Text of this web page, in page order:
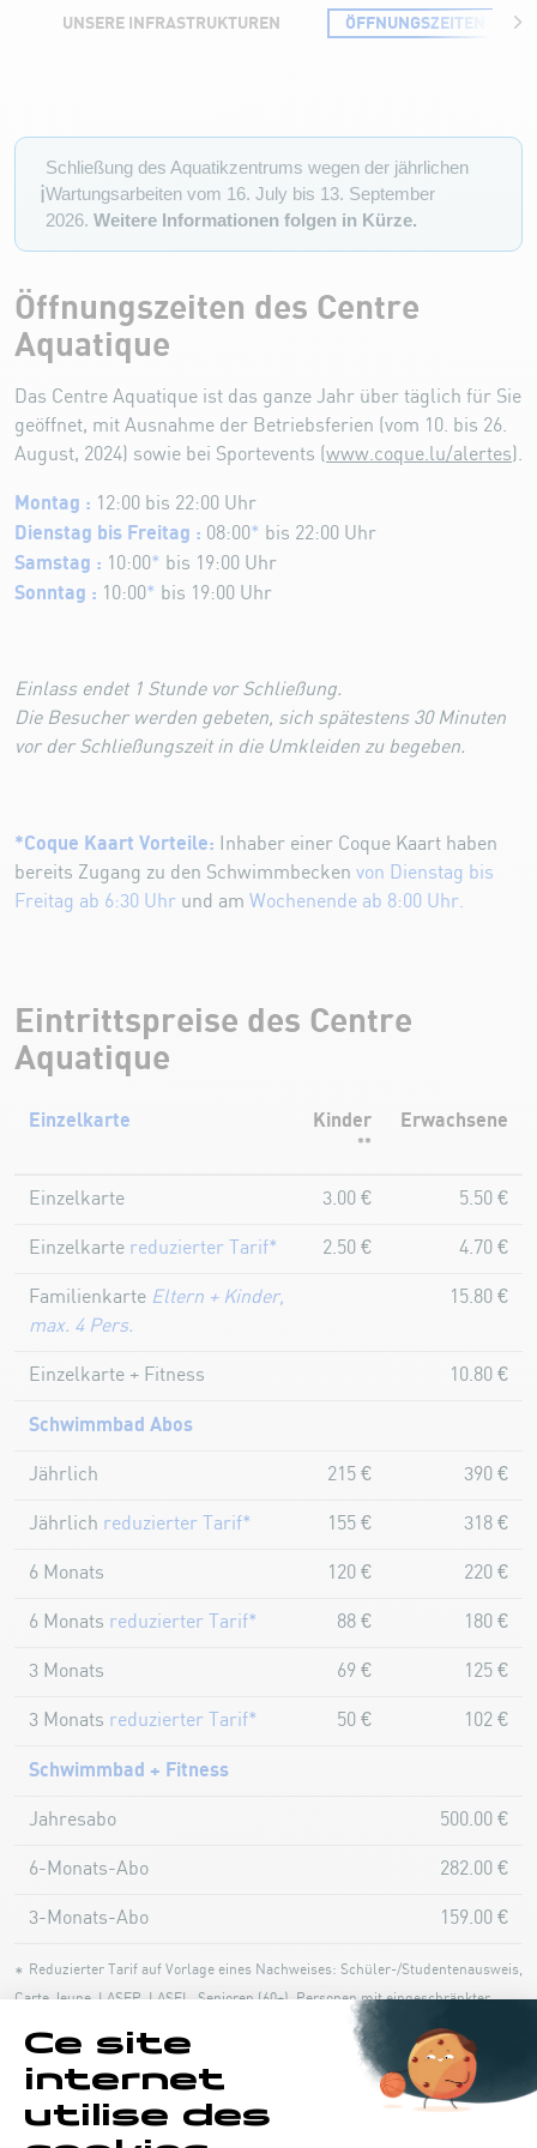
UNSERE INFRASTRUKTUREN ÖFFNUNGSZEITEN UND
ℹ️
Schließung des Aquatikzentrums wegen der jährlichen
Wartungsarbeiten vom 16. July bis 13. September
2026. Weitere Informationen folgen in Kürze.
Öffnungszeiten des Centre
Aquatique
Das Centre Aquatique ist das ganze Jahr über täglich für Sie
geöffnet, mit Ausnahme der Betriebsferien (vom 10. bis 26.
August, 2024) sowie bei Sportevents ( www.coque.lu/alertes ).
Montag : 12:00 bis 22:00 Uhr
Dienstag bis Freitag : 08:00* bis 22:00 Uhr
Samstag : 10:00* bis 19:00 Uhr
Sonntag : 10:00* bis 19:00 Uhr
Einlass endet 1 Stunde vor Schließung.
Die Besucher werden gebeten, sich spätestens 30 Minuten
vor der Schließungszeit in die Umkleiden zu begeben.
*Coque Kaart Vorteile:
Inhaber einer Coque Kaart haben
bereits Zugang zu den Schwimmbecken von Dienstag bis
Freitag ab 6:30 Uhr und am Wochenende ab 8:00 Uhr.
Eintrittspreise des Centre
Aquatique
Einzelkarte Kinder
**
Erwachsene
Einzelkarte 3.00 € 5.50 €
Einzelkarte reduzierter Tarif* 2.50 € 4.70 €
Familienkarte Eltern + Kinder,
max. 4 Pers.
15.80 €
Einzelkarte + Fitness 10.80 €
Schwimmbad Abos
Jährlich 215 € 390 €
Jährlich reduzierter Tarif* 155 € 318 €
6 Monats 120 € 220 €
6 Monats reduzierter Tarif* 88 € 180 €
3 Monats 69 € 125 €
3 Monats reduzierter Tarif* 50 € 102 €
Schwimmbad + Fitness
Jahresabo 500.00 €
6-Monats-Abo 282.00 €
3-Monats-Abo 159.00 €
* Reduzierter Tarif auf Vorlage eines Nachweises: Schüler-/Studentenausweis,
Carte Jeune, LASEP, LASEL, Senioren (60+), Personen mit eingeschränkter
** Kinder bis einschließlich 17 Jahren